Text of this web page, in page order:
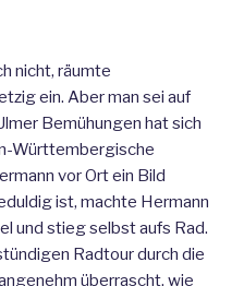
nicht, räumte
ein. Aber man sei auf
Bemühungen hat sich
Württembergische
vor Ort ein Bild
ist, machte Hermann
und stieg selbst aufs Rad.
Radtour durch die
überrascht, wie